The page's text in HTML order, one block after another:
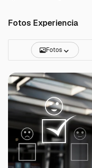
Fotos Experiencia
Fotos